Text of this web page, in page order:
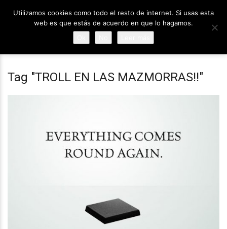
Tag "TROLL EN LAS MAZMORRAS!!"
Utilizamos cookies como todo el resto de internet. Si usas esta
web es que estás de acuerdo en que lo hagamos.